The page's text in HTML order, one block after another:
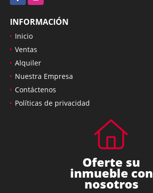
INFORMACIÓN
Inicio
Ventas
Alquiler
Nuestra Empresa
Contáctenos
Políticas de privacidad
Oferte su
inmueble con
nosotros